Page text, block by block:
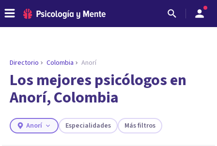
Directorio Colombia Anorí
Los mejores psicólogos en
Anorí, Colombia
Anorí Especialidades Más filtros